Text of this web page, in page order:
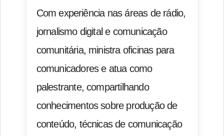
Com experiência nas áreas de rádio,
jornalismo digital e comunicação
comunitária, ministra oficinas para
comunicadores e atua como
palestrante, compartilhando
conhecimentos sobre produção de
conteúdo, técnicas de comunicação